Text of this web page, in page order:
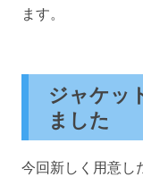
ます。
ジャケッ
ました
今回新しく用意し